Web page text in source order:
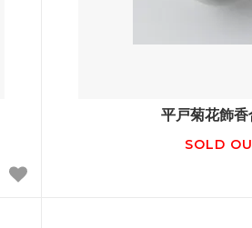
平戸菊花飾香
SOLD